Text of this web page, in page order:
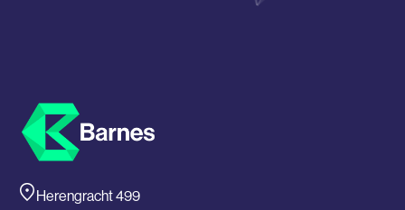
Herengracht 499